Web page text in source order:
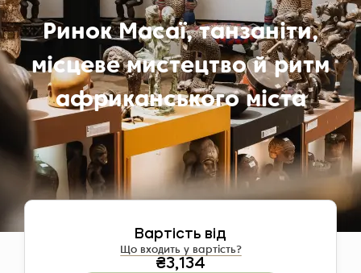
Ринок Масаї, танзаніти,
місцеве мистецтво й ритм
африканського міста
Вартість від
Що входить у вартість?
₴3,134